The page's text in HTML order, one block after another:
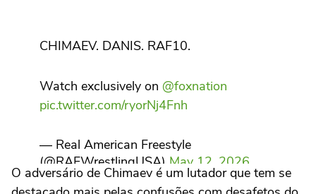
CHIMAEV. DANIS. RAF10.
Watch exclusively on @foxnation
pic.twitter.com/ryorNj4Fnh
— Real American Freestyle
(@RAFWrestlingUSA) May 12, 2026
O adversário de Chimaev é um lutador que tem se